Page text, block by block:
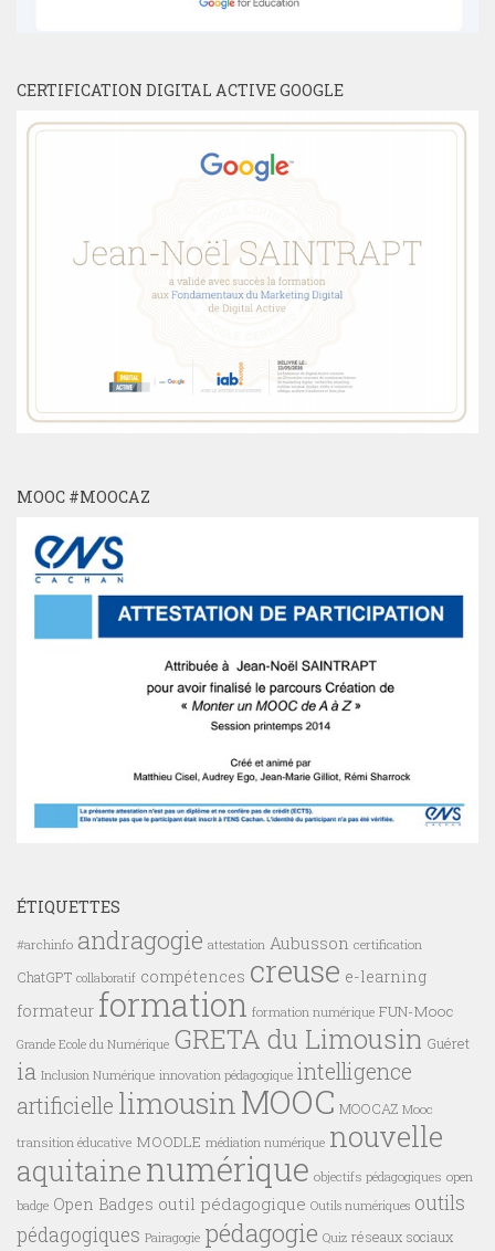
CERTIFICATION DIGITAL ACTIVE GOOGLE
MOOC #MOOCAZ
ÉTIQUETTES
#archinfo andragogie attestation Aubusson certification
ChatGPT collaboratif compétences creuse e-learning
formateur formation formation numérique FUN-Mooc
Grande Ecole du Numérique GRETA du Limousin Guéret
ia Inclusion Numérique innovation pédagogique intelligence
artificielle limousin MOOC MOOCAZ Mooc
transition éducative MOODLE médiation numérique nouvelle
aquitainenumérique objectifs pédagogiques open
badge Open Badges outil pédagogique Outils numériques outils
pédagogiques Pairagogie pédagogie Quiz réseaux sociaux